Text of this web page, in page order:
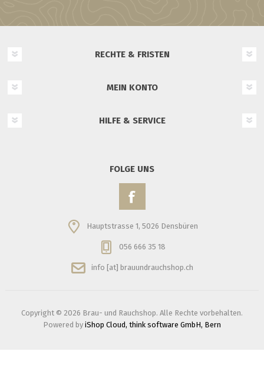
RECHTE & FRISTEN
MEIN KONTO
HILFE & SERVICE
FOLGE UNS
Hauptstrasse 1, 5026 Densbüren
056 666 35 18
info [at] brauundrauchshop.ch
Copyright © 2026 Brau- und Rauchshop. Alle Rechte vorbehalten.
Powered by iShop Cloud, think software GmbH, Bern